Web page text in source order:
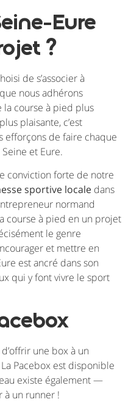
Eure
?
de s’associer à
nous adhérons
course à pied plus
plaisante, c’est
efforçons de faire chaque
et Eure.
conviction forte de notre
sportive locale dans
normand
course à pied en un projet
le genre
et mettre en
est ancré dans son
qui y font vivre le sport
une box à un
Pacebox est disponible
existe également —
un runner !